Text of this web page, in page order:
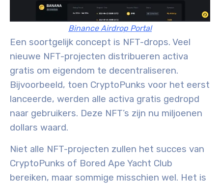
Binance Airdrop Portal
Een soortgelijk concept is NFT-drops. Veel
nieuwe NFT-projecten distribueren activa
gratis om eigendom te decentraliseren.
Bijvoorbeeld, toen CryptoPunks voor het eerst
lanceerde, werden alle activa gratis gedropd
naar gebruikers. Deze NFT’s zijn nu miljoenen
dollars waard.
Niet alle NFT-projecten zullen het succes van
CryptoPunks of Bored Ape Yacht Club
bereiken, maar sommige misschien wel. Het is